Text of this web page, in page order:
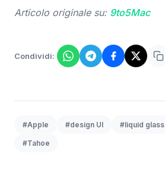
Articolo originale su: 9to5Mac
Condividi:
#Apple #design UI #liquid glass
#Tahoe